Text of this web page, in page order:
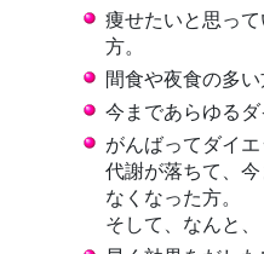
痩せたいと思っ
方。
間食や夜食の多い
今まであらゆるダ
がんばってダイ
代謝が落ちて、
なくなった方。
そして、なんと、